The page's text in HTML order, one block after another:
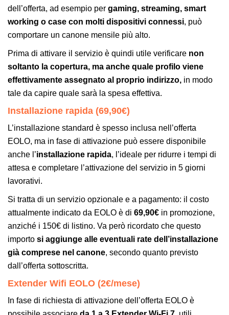
dell’offerta, ad esempio per gaming, streaming, smart
working o case con molti dispositivi connessi, può
comportare un canone mensile più alto.
Prima di attivare il servizio è quindi utile verificare non
soltanto la copertura, ma anche quale profilo viene
effettivamente assegnato al proprio indirizzo, in modo
tale da capire quale sarà la spesa effettiva.
Installazione rapida (69,90€)
L’installazione standard è spesso inclusa nell’offerta
EOLO, ma in fase di attivazione può essere disponibile
anche l’installazione rapida, l’ideale per ridurre i tempi di
attesa e completare l’attivazione del servizio in 5 giorni
lavorativi.
Si tratta di un servizio opzionale e a pagamento: il costo
attualmente indicato da EOLO è di 69,90€ in promozione,
anziché i 150€ di listino. Va però ricordato che questo
importo si aggiunge alle eventuali rate dell’installazione
già comprese nel canone, secondo quanto previsto
dall’offerta sottoscritta.
Extender Wifi EOLO (2€/mese)
In fase di richiesta di attivazione dell’offerta EOLO è